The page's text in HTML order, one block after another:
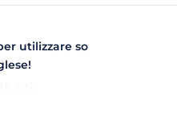
utilizzare so